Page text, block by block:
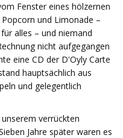
Fenster eines hölzernen
und Limonade –
alles – und niemand
nicht aufgegangen
eine CD der D'Oyly Carte
hauptsächlich aus
und gelegentlich
verrückten
Jahre später waren es